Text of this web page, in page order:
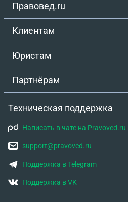
Правовед.ru
Клиентам
Юристам
Партнёрам
Техническая поддержка
Написать в чате на Pravoved.ru
support@pravoved.ru
Поддержка в Telegram
Поддержка в VK